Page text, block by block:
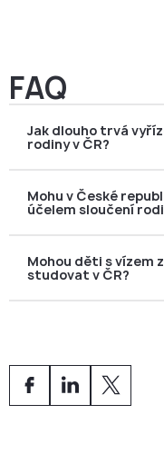
FAQ
Jak dlouho trvá
rodiny v ČR?
zpožděním,
dostatečným
Mohu v České
účelem sloučení
pracovní práva jako
samostatné pracovní
modrou kartu).
Mohou děti s vízem
studovat v ČR?